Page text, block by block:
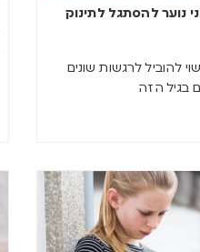
נוער להסתגל לתינוק
להוביל לרגשות שונים
בגיל הזה